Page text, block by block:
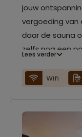
jouw
vergoeding van
daar de sauna
zelfs nog een
voorzien van
Lees verder
Wifi